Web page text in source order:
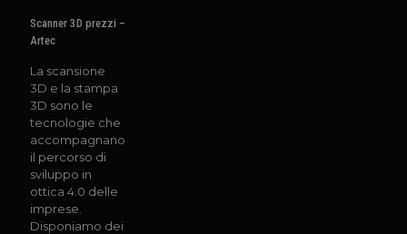
Scanner 3D prezzi –
Artec
La scansione
3D e la stampa
3D sono le
tecnologie che
accompagnano
il percorso di
sviluppo in
ottica 4.0 delle
imprese.
Disponiamo dei